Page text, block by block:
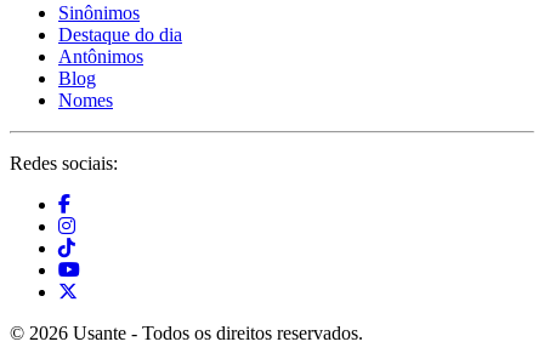
Sinônimos
Destaque do dia
Antônimos
Blog
Nomes
Redes sociais:
© 2026 Usante - Todos os direitos reservados.